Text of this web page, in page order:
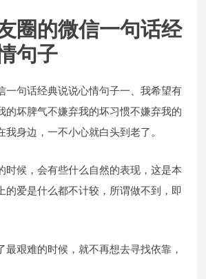
圈的微信一句话经
句子
一句话经典说说心情句子一、我希望有
的坏脾气不嫌弃我的坏习惯不嫌弃我的
我身边，一不小心就白头到老了。
时候，会有些什么自然的表现，这是本
的爱是什么都不计较，所谓做不到，即
最艰难的时候，就不再想去寻找依靠，